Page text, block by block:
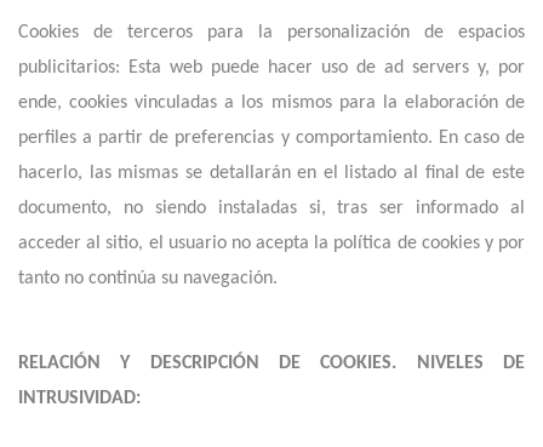
Cookies de terceros para la personalización de espacios
publicitarios: Esta web puede hacer uso de ad servers y, por
ende, cookies vinculadas a los mismos para la elaboración de
perfiles a partir de preferencias y comportamiento. En caso de
hacerlo, las mismas se detallarán en el listado al final de este
documento, no siendo instaladas si, tras ser informado al
acceder al sitio, el usuario no acepta la política de cookies y por
tanto no continúa su navegación.
RELACIÓN Y DESCRIPCIÓN DE COOKIES. NIVELES DE
INTRUSIVIDAD: